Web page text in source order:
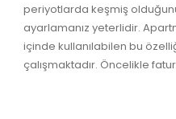
periyotlarda keşmiş
ayarlamanız yeterlidir.
içinde kullanılabilen bu
çalışmaktadır. Öncelikle